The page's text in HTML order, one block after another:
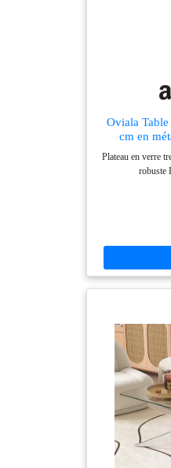
FINITION
table basse
le dessus et les
intérieur. Facile
amplifie la
élégante
moderne,
Oviala
cm en
Plateau en verre
robuste